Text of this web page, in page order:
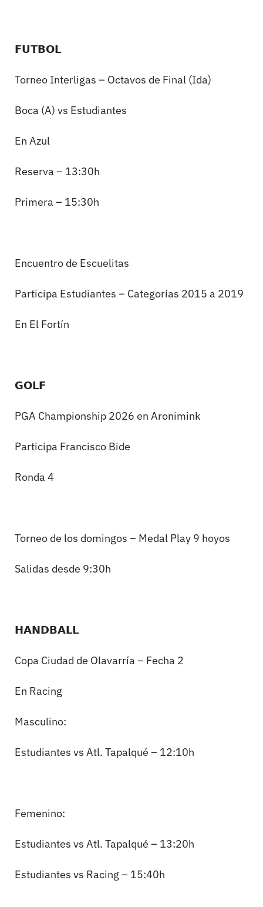
𝗙𝗨𝗧𝗕𝗢𝗟
Torneo Interligas – Octavos de Final (Ida)
Boca (A) vs Estudiantes
En Azul
Reserva – 13:30h
Primera – 15:30h
Encuentro de Escuelitas
Participa Estudiantes – Categorías 2015 a 2019
En El Fortín
𝗚𝗢𝗟𝗙
PGA Championship 2026 en Aronimink
Participa Francisco Bide
Ronda 4
Torneo de los domingos – Medal Play 9 hoyos
Salidas desde 9:30h
𝗛𝗔𝗡𝗗𝗕𝗔𝗟𝗟
Copa Ciudad de Olavarría – Fecha 2
En Racing
Masculino:
Estudiantes vs Atl. Tapalqué – 12:10h
Femenino:
Estudiantes vs Atl. Tapalqué – 13:20h
Estudiantes vs Racing – 15:40h